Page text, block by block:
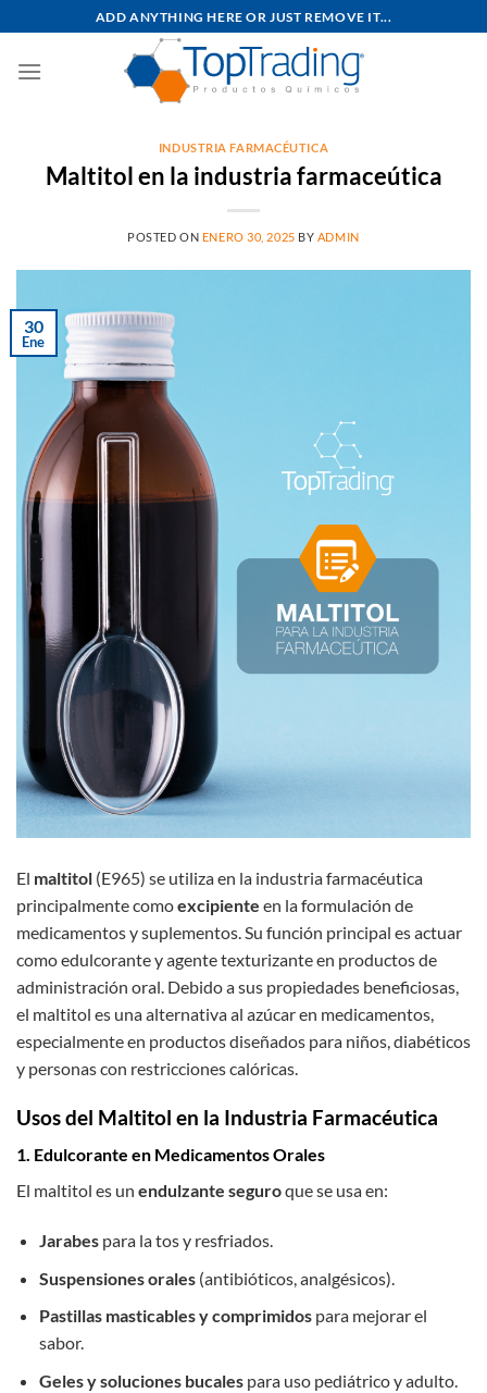
al
contenido
ADD ANYTHING HERE OR JUST REMOVE IT...
INDUSTRIA FARMACÉUTICA
Maltitol en la industria farmaceútica
POSTED ON ENERO 30, 2025 BY ADMIN
30
Ene
El maltitol (E965) se utiliza en la industria farmacéutica
principalmente comoexcipiente en la formulación de
medicamentos y suplementos. Su función principal es actuar
como edulcorante y agente texturizante en productos de
administración oral. Debido a sus propiedades beneficiosas,
el maltitol es una alternativa al azúcar en medicamentos,
especialmente en productos diseñados para niños, diabéticos
y personas con restricciones calóricas.
Usos del Maltitol en la Industria Farmacéutica
1. Edulcorante en Medicamentos Orales
El maltitol es un endulzante seguroque se usa en:
Jarabespara la tos y resfriados.
Suspensiones orales(antibióticos, analgésicos).
Pastillas masticables y comprimidospara mejorar el
sabor.
Geles y soluciones bucalespara uso pediátrico y adulto.